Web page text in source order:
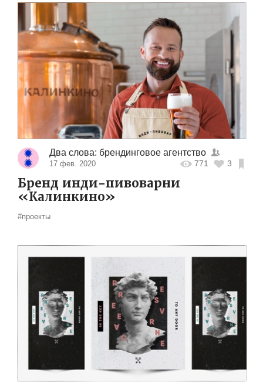
Два слова: брендинговое агентство
17 фев. 2020 771 3
Бренд инди-пивоварни
«Калинкино»
#проекты